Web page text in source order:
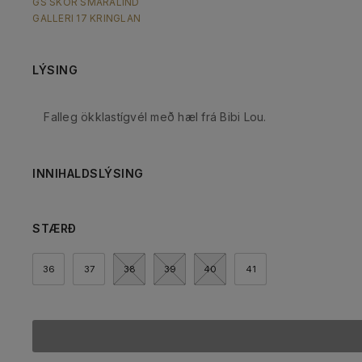
GALLERI 17 KRINGLAN
LÝSING
Falleg ökklastígvél með hæl frá Bibi Lou.
INNIHALDSLÝSING
STÆRÐ
36 37 38 39 40 41